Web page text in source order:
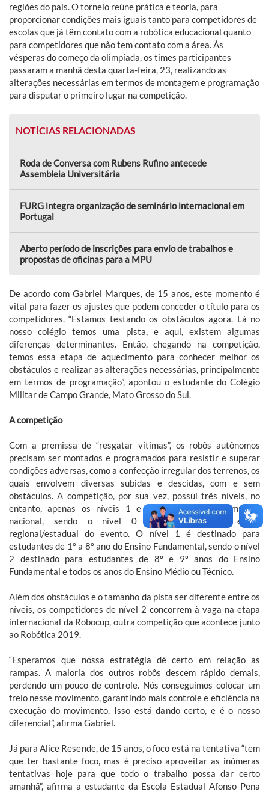
regiões do país. O torneio reúne prática e teoria, para
proporcionar condições mais iguais tanto para competidores de
escolas que já têm contato com a robótica educacional quanto
para competidores que não tem contato com a área. Às
vésperas do começo da olimpíada, os times participantes
passaram a manhã desta quarta-feira, 23, realizando as
alterações necessárias em termos de montagem e programação
para disputar o primeiro lugar na competição.
NOTÍCIAS RELACIONADAS
Roda de Conversa com Rubens Rufino antecede
Assembleia Universitária
FURG integra organização de seminário internacional em
Portugal
Aberto período de inscrições para envio de trabalhos e
propostas de oficinas para a MPU
De acordo com Gabriel Marques, de 15 anos, este momento é
vital para fazer os ajustes que podem conceder o título para os
competidores. “Estamos testando os obstáculos agora. Lá no
nosso colégio temos uma pista, e aqui, existem algumas
diferenças determinantes. Então, chegando na competição,
temos essa etapa de aquecimento para conhecer melhor os
obstáculos e realizar as alterações necessárias, principalmente
em termos de programação”, apontou o estudante do Colégio
Militar de Campo Grande, Mato Grosso do Sul.
A competição
Com a premissa de “resgatar vítimas”, os robôs autônomos
precisam ser montados e programados para resistir e superar
condições adversas, como a confecção irregular dos terrenos, os
quais envolvem diversas subidas e descidas, com e sem
obstáculos. A competição, por sua vez, possuí três níveis, no
entanto, apenas os níveis 1 e 2 participam da olimpíada
nacional, sendo o nível 0 exclusivo para a etapa
regional/estadual do evento. O nível 1 é destinado para
estudantes de 1º a 8º ano do Ensino Fundamental, sendo o nível
2 destinado para estudantes de 8º e 9º anos do Ensino
Fundamental e todos os anos do Ensino Médio ou Técnico.
Além dos obstáculos e o tamanho da pista ser diferente entre os
níveis, os competidores de nível 2 concorrem à vaga na etapa
internacional da Robocup, outra competição que acontece junto
ao Robótica 2019.
“Esperamos que nossa estratégia dê certo em relação as
rampas. A maioria dos outros robôs descem rápido demais,
perdendo um pouco de controle. Nós conseguimos colocar um
freio nesse movimento, garantindo mais controle e eficiência na
execução do movimento. Isso está dando certo, e é o nosso
diferencial”, afirma Gabriel.
Já para Alice Resende, de 15 anos, o foco está na tentativa “tem
que ter bastante foco, mas é preciso aproveitar as inúmeras
tentativas hoje para que todo o trabalho possa dar certo
amanhã”, afirma a estudante da Escola Estadual Afonso Pena